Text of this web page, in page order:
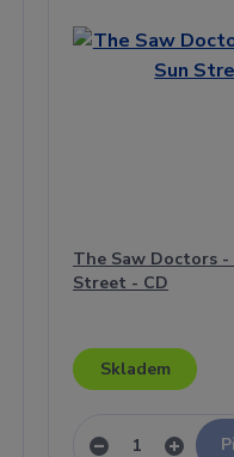
The Saw Doctors -
Street - CD
Skladem